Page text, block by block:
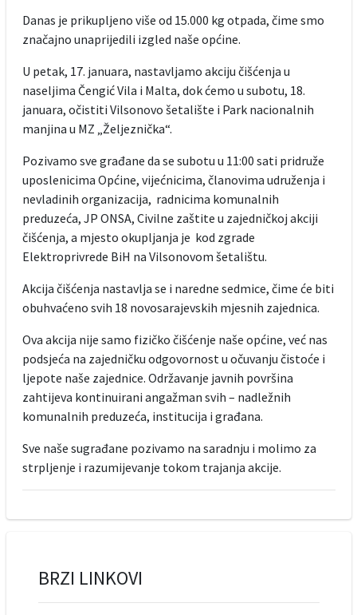
Danas je prikupljeno više od 15.000 kg otpada, čime smo
značajno unaprijedili izgled naše općine.
U petak, 17. januara, nastavljamo akciju čišćenja u
naseljima Čengić Vila i Malta, dok ćemo u subotu, 18.
januara, očistiti Vilsonovo šetalište i Park nacionalnih
manjina u MZ „Željeznička“.
Pozivamo sve građane da se subotu u 11:00 sati pridruže
uposlenicima Općine, vijećnicima, članovima udruženja i
nevladinih organizacija, radnicima komunalnih
preduzeća, JP ONSA, Civilne zaštite u zajedničkoj akciji
čišćenja, a mjesto okupljanja je kod zgrade
Elektroprivrede BiH na Vilsonovom šetalištu.
Akcija čišćenja nastavlja se i naredne sedmice, čime će biti
obuhvaćeno svih 18 novosarajevskih mjesnih zajednica.
Ova akcija nije samo fizičko čišćenje naše općine, već nas
podsjeća na zajedničku odgovornost u očuvanju čistoće i
ljepote naše zajednice. Održavanje javnih površina
zahtijeva kontinuirani angažman svih – nadležnih
komunalnih preduzeća, institucija i građana.
Sve naše sugrađane pozivamo na saradnju i molimo za
strpljenje i razumijevanje tokom trajanja akcije.
BRZI LINKOVI